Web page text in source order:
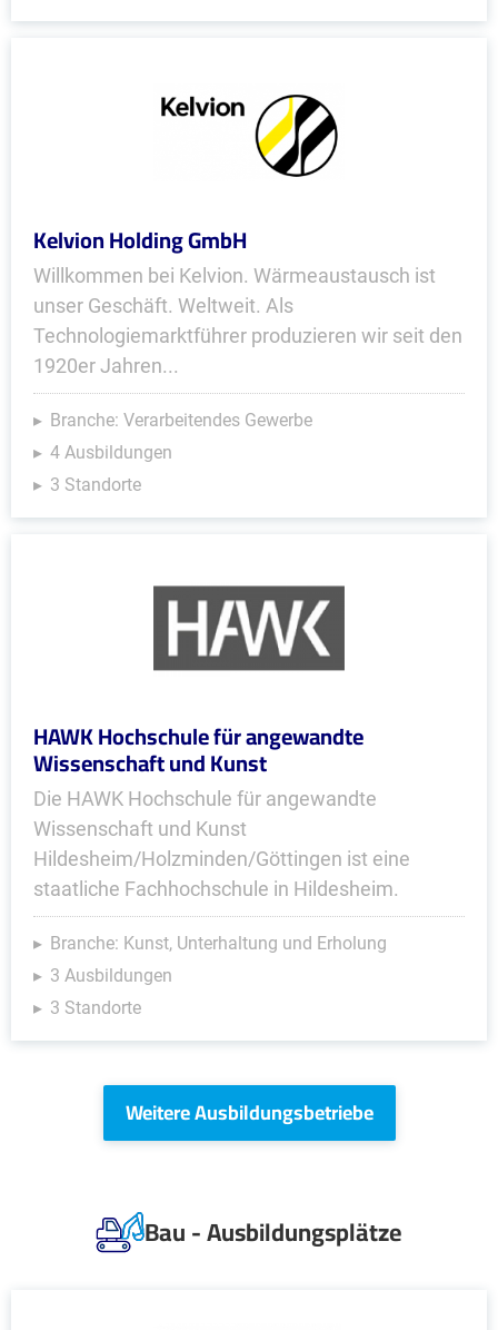
Kelvion Holding GmbH
Willkommen bei Kelvion. Wärmeaustausch ist
unser Geschäft. Weltweit. Als
Technologiemarktführer produzieren wir seit den
1920er Jahren...
Branche: Verarbeitendes Gewerbe
4 Ausbildungen
3 Standorte
HAWK Hochschule für angewandte
Wissenschaft und Kunst
Die HAWK Hochschule für angewandte
Wissenschaft und Kunst
Hildesheim/Holzminden/Göttingen ist eine
staatliche Fachhochschule in Hildesheim.
Branche: Kunst, Unterhaltung und Erholung
3 Ausbildungen
3 Standorte
Weitere Ausbildungsbetriebe
Bau - Ausbildungsplätze